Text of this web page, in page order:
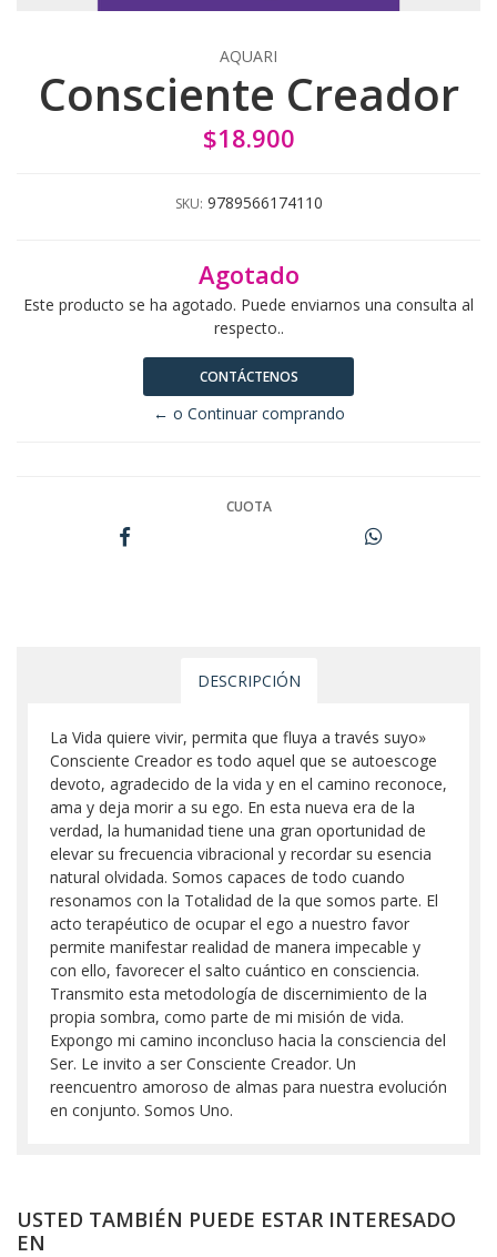
AQUARI
Consciente Creador
$18.900
SKU: 9789566174110
Agotado
Este producto se ha agotado. Puede enviarnos una consulta al
respecto..
CONTÁCTENOS
← o Continuar comprando
CUOTA
DESCRIPCIÓN
La Vida quiere vivir, permita que fluya a través suyo»
Consciente Creador es todo aquel que se autoescoge
devoto, agradecido de la vida y en el camino reconoce,
ama y deja morir a su ego. En esta nueva era de la
verdad, la humanidad tiene una gran oportunidad de
elevar su frecuencia vibracional y recordar su esencia
natural olvidada. Somos capaces de todo cuando
resonamos con la Totalidad de la que somos parte. El
acto terapéutico de ocupar el ego a nuestro favor
permite manifestar realidad de manera impecable y
con ello, favorecer el salto cuántico en consciencia.
Transmito esta metodología de discernimiento de la
propia sombra, como parte de mi misión de vida.
Expongo mi camino inconcluso hacia la consciencia del
Ser. Le invito a ser Consciente Creador. Un
reencuentro amoroso de almas para nuestra evolución
en conjunto. Somos Uno.
USTED TAMBIÉN PUEDE ESTAR INTERESADO
EN